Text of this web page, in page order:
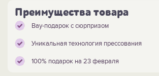
Преимущества товара
Вау-подарок с сюрпризом
Уникальная технология прессования
100% подарок на 23 февраля